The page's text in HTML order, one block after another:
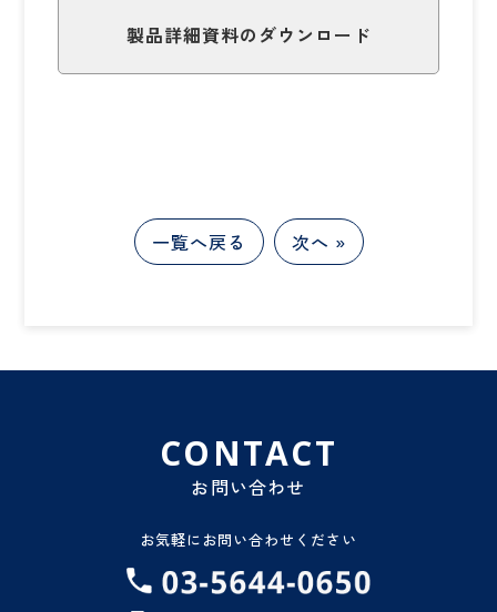
製品詳細資料のダウンロード
一覧へ戻る 次へ »
CONTACT
お問い合わせ
お気軽にお問い合わせください